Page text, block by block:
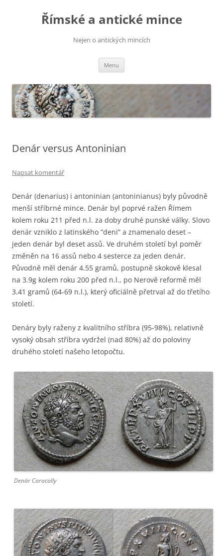
Římské a antické mince
Nejen o antických mincích
Menu
Denár versus Antoninian
Napsat komentář
Denár (denarius) i antoninian (antoninianus) byly původně
menší stříbrné mince. Denár byl poprvé ražen Římem
kolem roku 211 před n.l. za doby druhé punské války. Slovo
denár vzniklo z latinského “deni” a znamenalo deset –
jeden denár byl deset assů. Ve druhém století byl poměr
změněn na 16 assů nebo 4 sesterce za jeden denár.
Původně měl denár 4.55 gramů, postupně skokově klesal
na 3.9g kolem roku 200 před n.l., po Nerově reformě měl
3.41 gramů (64-69 n.l.), který oficiálně přetrval až do třetího
století.
Denáry byly raženy z kvalitního stříbra (95-98%), relativně
vysoký obsah stříbra vydržel (nad 80%) až do poloviny
druhého století našeho letopočtu.
Denár Caracally